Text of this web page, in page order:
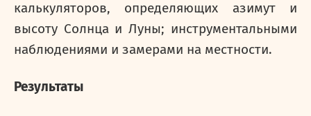
калькуляторов, определяющих азимут и
высоту Солнца и Луны; инструментальными
наблюдениями и замерами на местности.
Результаты